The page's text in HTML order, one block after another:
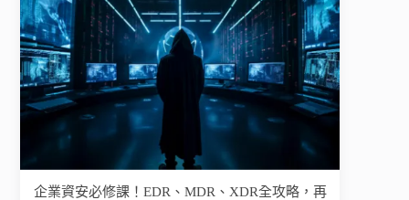
企業資安必修課！EDR、MDR、XDR全攻略，再